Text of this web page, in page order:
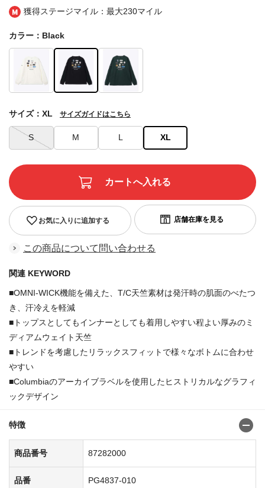
獲得ステージマイル：最大230マイル
カラー：Black
S M L XL
サイズ：XL サイズガイドはこちら
お気に入りに追加する
この商品について問い合わせる
関連 KEYWORD
■OMNI-WICK機能を備えた、T/C天竺素材は発汗時の肌面のべたつ
き、汗冷えを軽減
■トップスとしてもインナーとしても着用しやすい程よい厚みのミ
ディアムウェイト天竺
■トレンドを考慮したリラックスフィットで様々なボトムに合わせ
やすい
■Columbiaのアーカイブラベルを使用したヒストリカルなグラフィ
ックデザイン
特徴
商品番号 87282000
品番 PG4837-010